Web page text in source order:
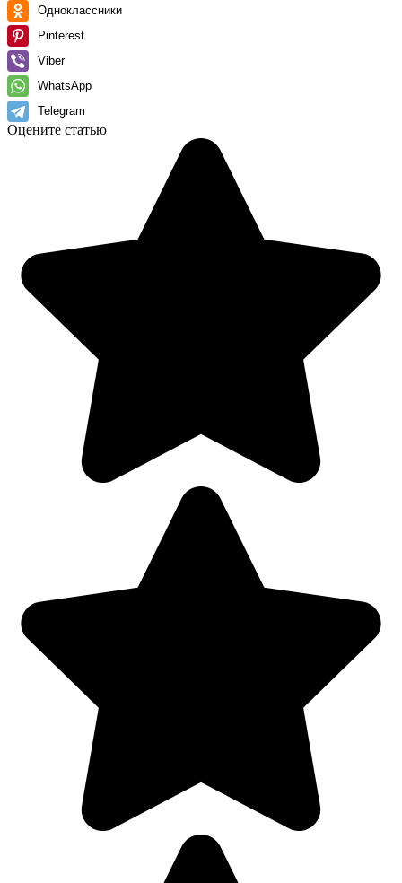
Одноклассники
Pinterest
Viber
WhatsApp
Telegram
Оцените статью